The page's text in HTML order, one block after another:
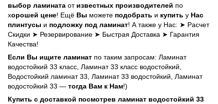
выбор ламината от известных производителей по
хорошей цене! Ещё Вы можете подобрать и купить у Нас
плинтусы и подложку под ламинат! А также у Нас: ➤ Расчет
Скидки ➤ Резервирование ➤ Быстрая Доставка ➤ Гарантия
Качества!
Если Вы ищите ламинат по таким запросам: Ламинат
водостойкий 33 класс, Ламинат 33 класс водостойкий,
Водостойкий ламинат 33, Ламинат 33 водостойкий, Ламинат
водостойкий 33 — тогда Вам к Нам!)
Купить с доставкой посмотрев ламинат водостойкий 33